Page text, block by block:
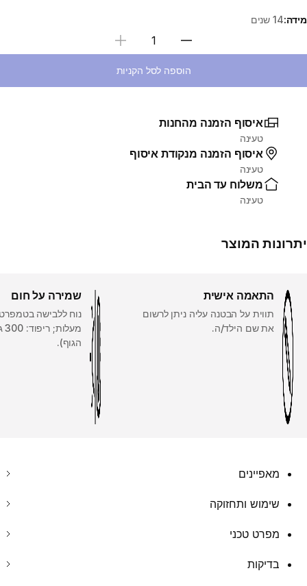
מידה:14 שנים
בחירת כמות
הוספה לסל הקניות
איסוף הזמנה מהחנות
טעינה
איסוף הזמנה מנקודת איסוף
טעינה
משלוח עד הבית
טעינה
יתרונות המוצר
התאמה אישית
תווית על הבטנה עליה ניתן לרשום
את שם הילד/ה.
שמירה על חום
הגוף).
מאפיינים
שימוש ותחזוקה
מפרט טכני
בדיקות